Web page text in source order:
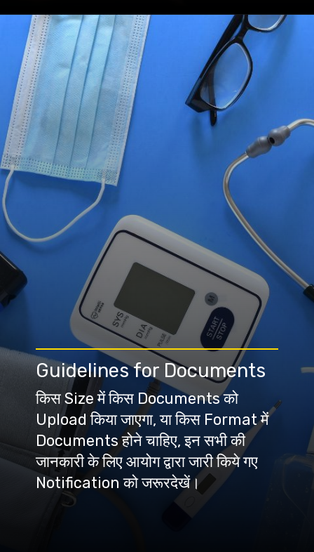
किस Size में किस Documents को
Upload किया जाएगा, या किस Format में
Documents होने चाहिए, इन सभी की
जानकारी के लिए आयोग द्वारा जारी किये गए
Notification को जरूरदेखें।
Guidelinesfor Documents